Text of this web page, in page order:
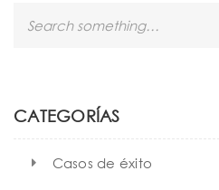
h
CATEGORÍAS
Casos de éxito